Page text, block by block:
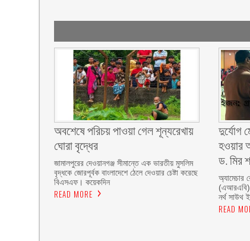
অবশেষে পরিচয় পাওয়া গেল শূন্যরেখায়
ঘোরা বৃদ্ধের
জামালপুরের দেওয়ানগঞ্জ সীমান্তে এক ভারতীয় মুসলিম
বৃদ্ধকে জোরপূর্বক বাংলাদেশে ঠেলে দেওয়ার চেষ্টা করেছে
বিএসএফ। কয়েকদিন
READ MORE
দুর্যোগ
হওয়ার
ড. মির
অ্যামেচার
নর্থ সাউথ
READ